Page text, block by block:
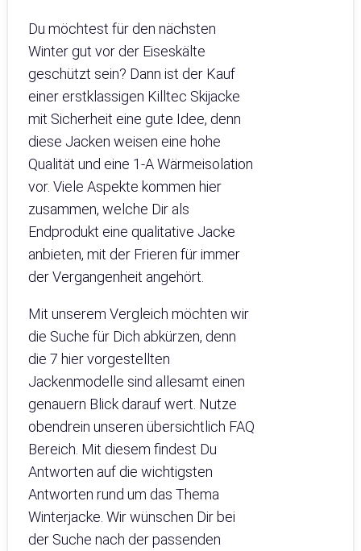
Du möchtest für den nächsten
Winter gut vor der Eiseskälte
geschützt sein? Dann ist der Kauf
einer erstklassigen Killtec Skijacke
mit Sicherheit eine gute Idee, denn
diese Jacken weisen eine hohe
Qualität und eine 1-A Wärmeisolation
vor. Viele Aspekte kommen hier
zusammen, welche Dir als
Endprodukt eine qualitative Jacke
anbieten, mit der Frieren für immer
der Vergangenheit angehört.
Mit unserem Vergleich möchten wir
die Suche für Dich abkürzen, denn
die 7 hier vorgestellten
Jackenmodelle sind allesamt einen
genauern Blick darauf wert. Nutze
obendrein unseren übersichtlich FAQ
Bereich. Mit diesem findest Du
Antworten auf die wichtigsten
Antworten rund um das Thema
Winterjacke. Wir wünschen Dir bei
der Suche nach der passenden